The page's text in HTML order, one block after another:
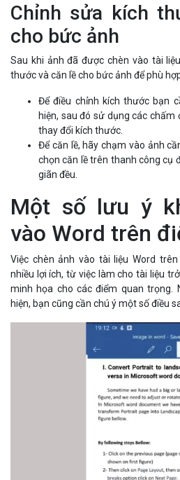
Chỉnh sửa kích
cho bức ảnh
Sau khi ảnh đã được chèn vào tài
thước và căn lề cho bức ảnh để phù
Để điều chỉnh kích thước bạn
hiện, sau đó sử dụng các chấm
thay đổi kích thước.
Để căn lề, hãy chạm vào ảnh
chọn căn lề trên thanh công cụ
giãn đều.
Một số lưu ý
vào Word trên
Việc chèn ảnh vào tài liệu Word
nhiều lợi ích, từ việc làm cho tài liệu
minh họa cho các điểm quan trọng.
hiện, bạn cũng cần chú ý một số điều